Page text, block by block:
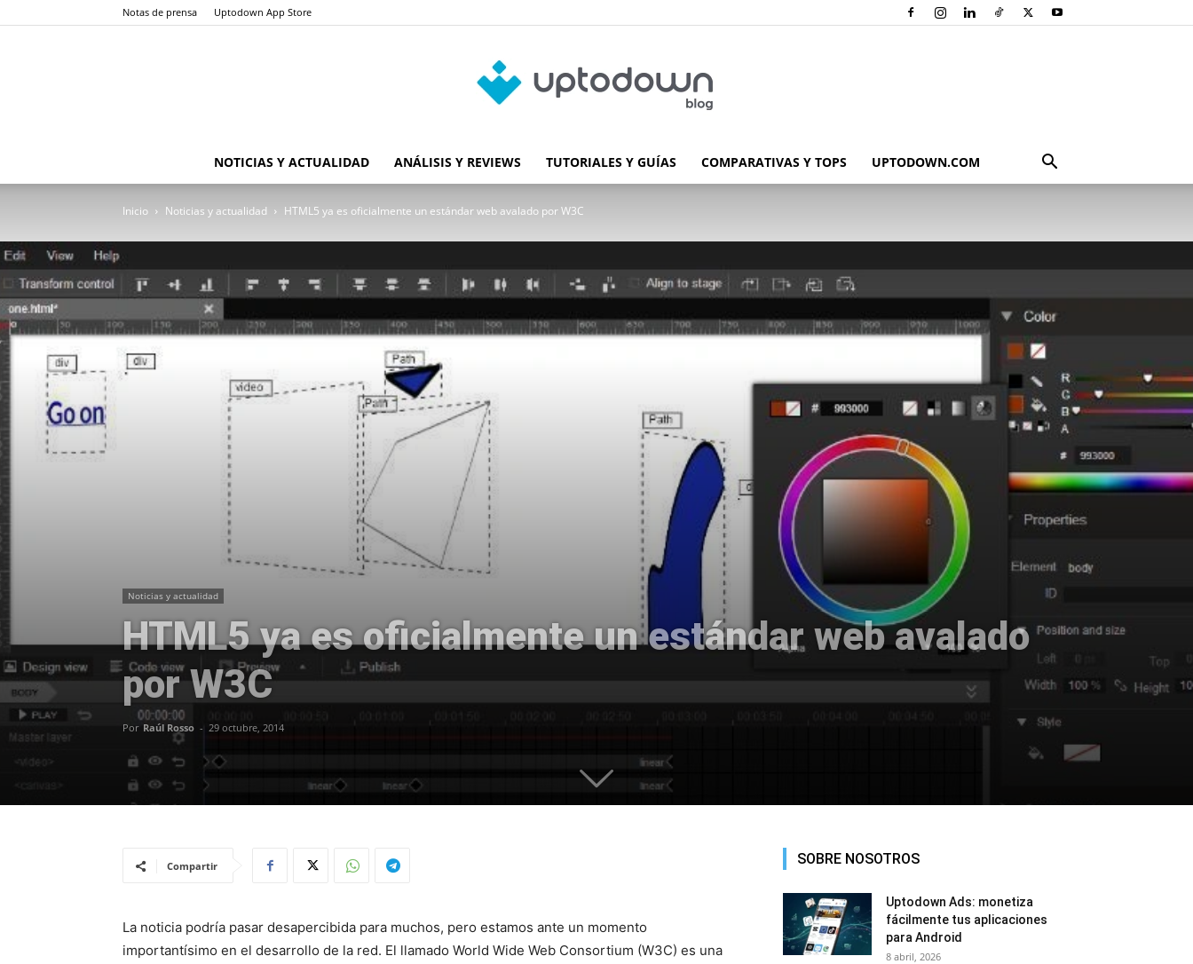
Notas de prensa Uptodown App Store
Blog
de
Uptodown
NOTICIAS Y ACTUALIDAD ANÁLISIS Y REVIEWS TUTORIALES Y GUÍAS COMPARATIVAS Y TOPS UPTODOWN.COM
Inicio Noticias y actualidad HTML5 ya es oficialmente un estándar web avalado por W3C
Noticias y actualidad
HTML5 ya es oficialmente un estándar web avalado
por W3C
Por Raúl Rosso - 29 octubre, 2014
Compartir
La noticia podría pasar desapercibida para muchos, pero estamos ante un momento
importantísimo en el desarrollo de la red. El llamado World Wide Web Consortium (W3C) es una
SOBRE NOSOTROS
Uptodown Ads: monetiza
fácilmente tus aplicaciones
para Android
8 abril, 2026